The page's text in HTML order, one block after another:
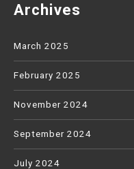
Archives
March 2025
February 2025
November 2024
September 2024
July 2024